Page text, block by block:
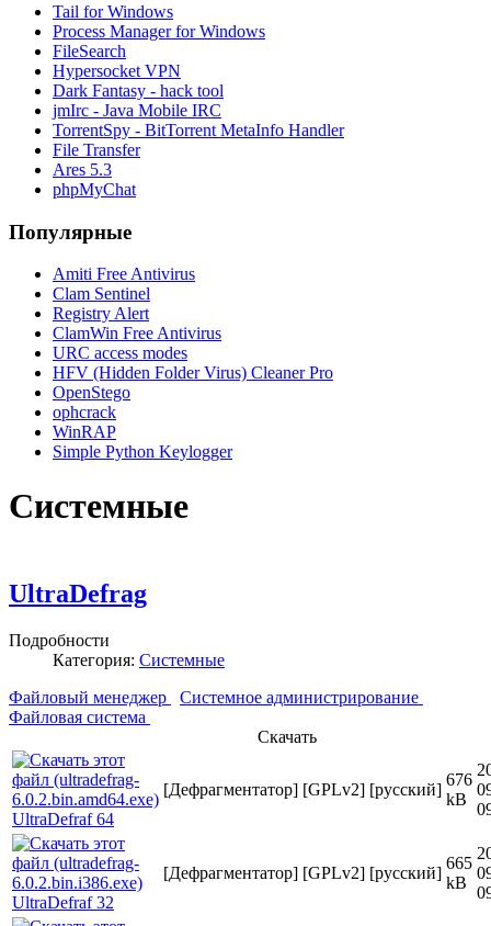
Tail for Windows
Process Manager for Windows
FileSearch
Hypersocket VPN
Dark Fantasy - hack tool
jmIrc - Java Mobile IRC
TorrentSpy - BitTorrent MetaInfo Handler
File Transfer
Ares 5.3
phpMyChat
Популярные
Amiti Free Antivirus
Clam Sentinel
Registry Alert
ClamWin Free Antivirus
URC access modes
HFV (Hidden Folder Virus) Cleaner Pro
OpenStego
ophcrack
WinRAP
Simple Python Keylogger
Системные
UltraDefrag
Подробности
Категория: Системные
Файловый менеджер
Системное администрирование
Файловая система
Скачать
UltraDefraf 64
[Дефрагментатор] [GPLv2] [русский]
676
kB
UltraDefraf 32
[Дефрагментатор] [GPLv2] [русский]
665
kB